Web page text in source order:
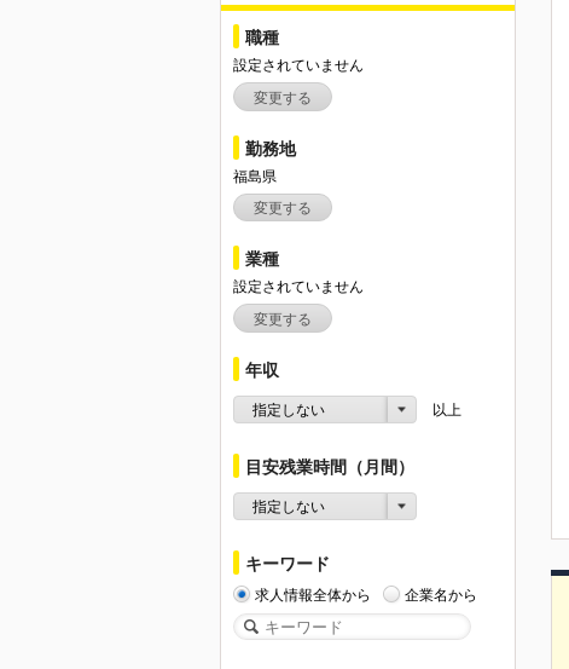
職種
設定されていません
変更する
勤務地
福島県
変更する
業種
設定されていません
変更する
年収
指定しない 以上
目安残業時間（月間）
指定しない
キーワード
求人情報全体から 企業名から